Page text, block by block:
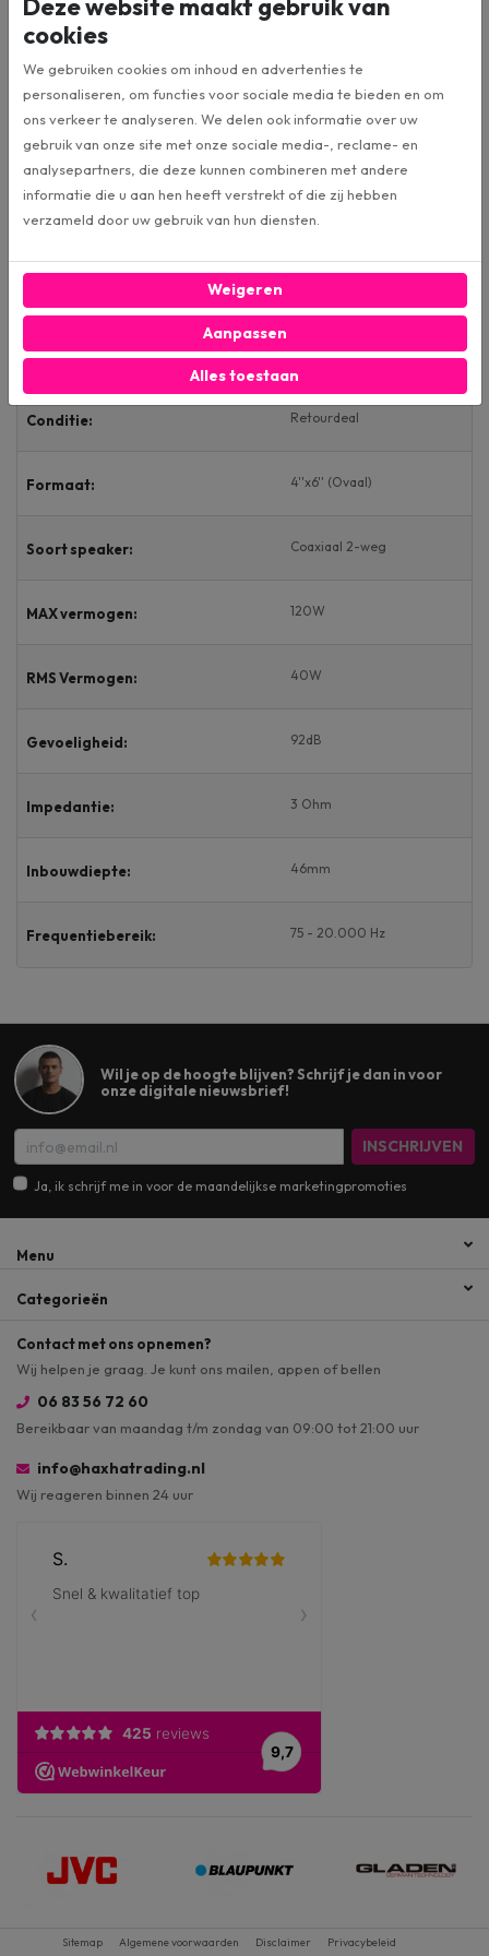
Hoogwaardige materialen voor de hoogste betrouwbaarheid
2 Coaxiale Luidsprekers
Specificaties
Artikelnummer Club 6422F (RT)
Categorie: Luidsprekers
Conditie: Retourdeal
Formaat: 4''x6'' (Ovaal)
Soort speaker: Coaxiaal 2-weg
MAX vermogen: 120W
RMS Vermogen: 40W
Gevoeligheid: 92dB
Impedantie: 3 Ohm
Inbouwdiepte: 46mm
Frequentiebereik: 75 - 20.000 Hz
Wil je op de hoogte blijven? Schrijf je dan in voor
onze digitale nieuwsbrief!
INSCHRIJVEN
Ja, ik schrijf me in voor de maandelijkse marketingpromoties
Menu
Categorieën
Contact met ons opnemen?
Wij helpen je graag. Je kunt ons mailen, appen of bellen
06 83 56 72 60
Bereikbaar van maandag t/m zondag van 09:00 tot 21:00 uur
info@haxhatrading.nl
Wij reageren binnen 24 uur
Sitemap Algemene voorwaarden Disclaimer Privacybeleid
Deze website maakt gebruik van
cookies
We gebruiken cookies om inhoud en advertenties te
personaliseren, om functies voor sociale media te bieden en om
ons verkeer te analyseren. We delen ook informatie over uw
gebruik van onze site met onze sociale media-, reclame- en
analysepartners, die deze kunnen combineren met andere
informatie die u aan hen heeft verstrekt of die zij hebben
verzameld door uw gebruik van hun diensten.
Weigeren
Aanpassen
Alles toestaan